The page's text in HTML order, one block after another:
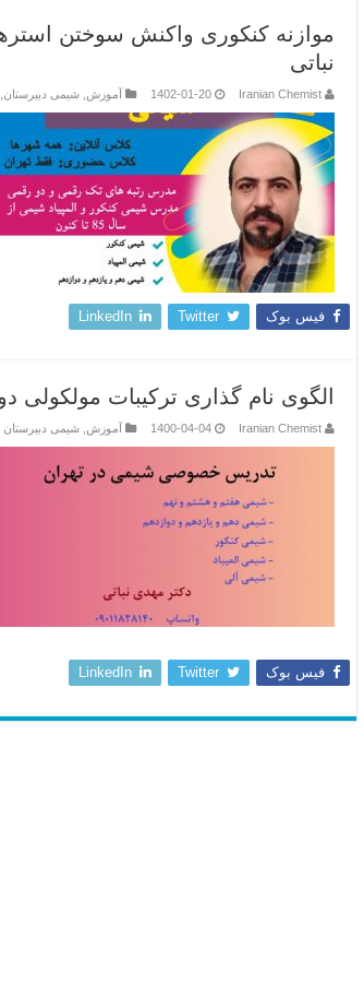
موازنه کنکوری واکنش سوختن
نباتی
Iranian Chemist
1402-01-20 آموزش ,شیمی دبیرستان
فیس بوک Twitter
LinkedIn
الگوی نام گذاری ترکیبات مولکولی
Iranian Chemist
1400-04-04 آموزش ,شیمی دبیرستان
فیس بوک Twitter
LinkedIn